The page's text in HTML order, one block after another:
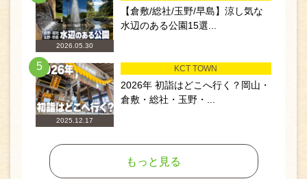
2026.05.30
【倉敷/総社/玉野/早島】涼し気な
水辺のある公園15選...
5
2025.12.17
KCT TOWN
2026年 初詣はどこへ行く？岡山・
倉敷・総社・玉野・...
もっと見る